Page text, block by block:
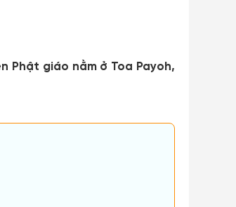
Phật giáo nằm ở Toa Payoh,